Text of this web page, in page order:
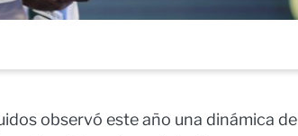
observó este año una dinámica de